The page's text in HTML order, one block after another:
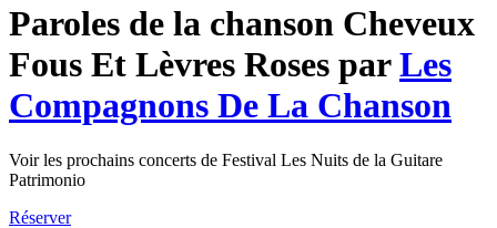
Paroles de la chanson Cheveux
Fous Et Lèvres Roses parLes
Compagnons De La Chanson
Voir les prochains concerts de Festival Les Nuits de la Guitare
Patrimonio
Réserver